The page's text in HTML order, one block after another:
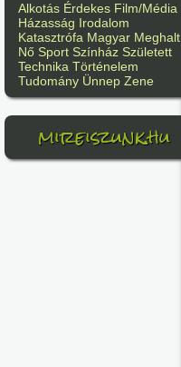
Alkotás Érdekes Film/Média
Házasság Irodalom
Katasztrófa Magyar Meghalt
Nő Sport Színház Született
Technika Történelem
Tudomány Ünnep Zene
mireiszunk.hu